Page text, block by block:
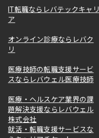
IT転職ならレバテックキャリ
ア
オンライン診療ならレバク
リ
医療技師の転職支援サービ
スならレバウェル医療技師
医療・ヘルスケア業界の課
題解決支援ならレバウェル
株式会社
就活・転職支援サービスな